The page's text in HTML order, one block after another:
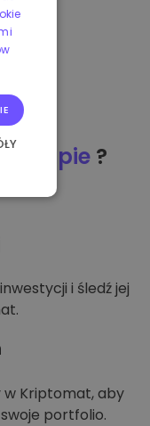
zakupie?
i śledź jej
Kriptomat, aby
portfolio.